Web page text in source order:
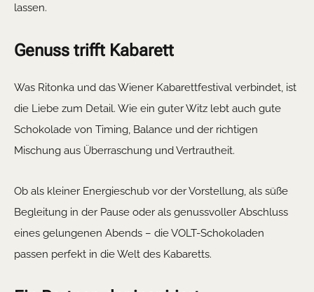
lassen.
Genuss trifft Kabarett
Was Ritonka und das Wiener Kabarettfestival verbindet, ist
die Liebe zum Detail. Wie ein guter Witz lebt auch gute
Schokolade von Timing, Balance und der richtigen
Mischung aus Überraschung und Vertrautheit.
Ob als kleiner Energieschub vor der Vorstellung, als süße
Begleitung in der Pause oder als genussvoller Abschluss
eines gelungenen Abends – die VOLT-Schokoladen
passen perfekt in die Welt des Kabaretts.